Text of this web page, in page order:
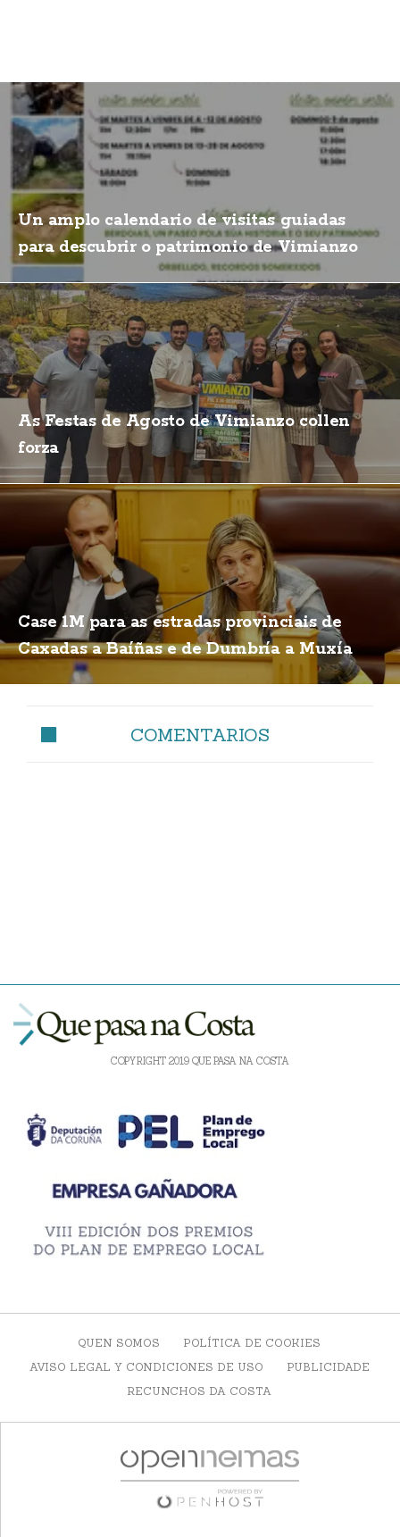
Un amplo calendario de visitas guiadas
para descubrir o patrimonio de Vimianzo
As Festas de Agosto de Vimianzo collen
forza
Case 1M para as estradas provinciais de
Caxadas a Baíñas e de Dumbría a Muxía
COMENTARIOS
COPYRIGHT 2019 QUE PASA NA COSTA
QUEN SOMOS
POLÍTICA DE COOKIES
AVISO LEGAL Y CONDICIONES DE USO
PUBLICIDADE
RECUNCHOS DA COSTA